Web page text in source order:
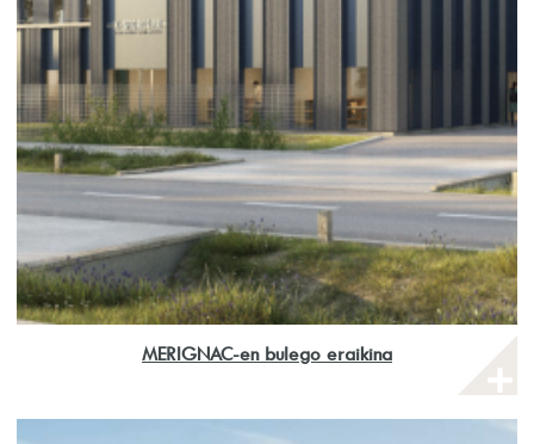
MERIGNAC-en bulego eraikina